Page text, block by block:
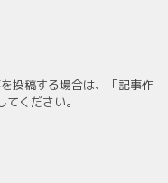
投稿する場合は、「記事作
ください。